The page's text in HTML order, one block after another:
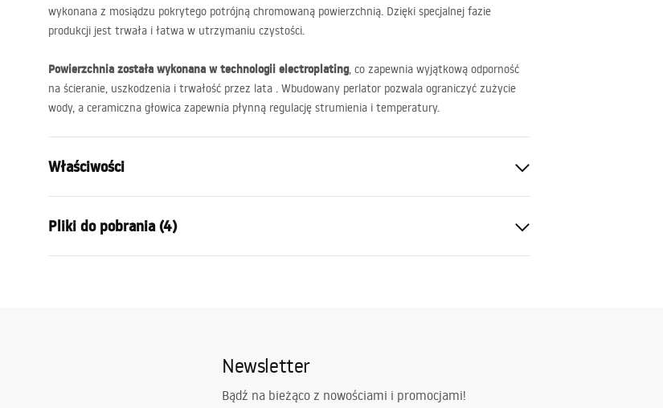
wykonana z mosiądzu pokrytego potrójną chromowaną powierzchnią. Dzięki specjalnej fazie
produkcji jest trwała i łatwa w utrzymaniu czystości.
Powierzchnia została wykonana w technologii electroplating, co zapewnia wyjątkową odporność
na ścieranie, uszkodzenia i trwałość przez lata . Wbudowany perlator pozwala ograniczyć zużycie
wody, a ceramiczna głowica zapewnia płynną regulację strumienia i temperatury.
Właściwości
Sposób montażu:
Kolor:
Chrom
280
Chrome plating
Pliki do pobrania (4)
Pielegnacja.pdf
Newsletter
Bądź na bieżąco z nowościami i promocjami!